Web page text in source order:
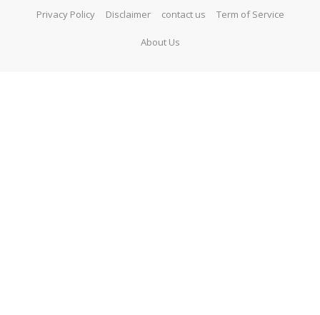
Privacy Policy Disclaimer contact us Term of Service
About Us